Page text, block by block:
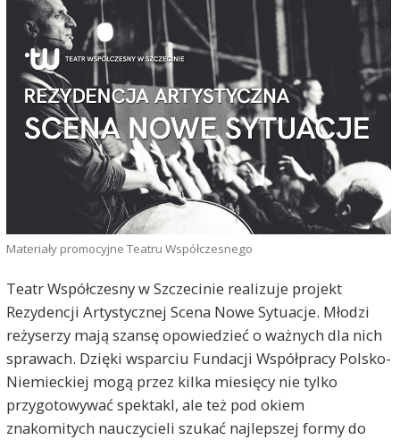
Materiały promocyjne Teatru Współczesnego
Teatr Współczesny w Szczecinie realizuje projekt
Rezydencji Artystycznej Scena Nowe Sytuacje. Młodzi
reżyserzy mają szansę opowiedzieć o ważnych dla nich
sprawach. Dzięki wsparciu Fundacji Współpracy Polsko-
Niemieckiej mogą przez kilka miesięcy nie tylko
przygotowywać spektakl, ale też pod okiem
znakomitych nauczycieli szukać najlepszej formy do